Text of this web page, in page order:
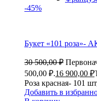
-45%
Букет «101 роза»-
30 500,00₽
500,00 ₽.16 900,00 ₽
Роза красная- 101
Добавить в